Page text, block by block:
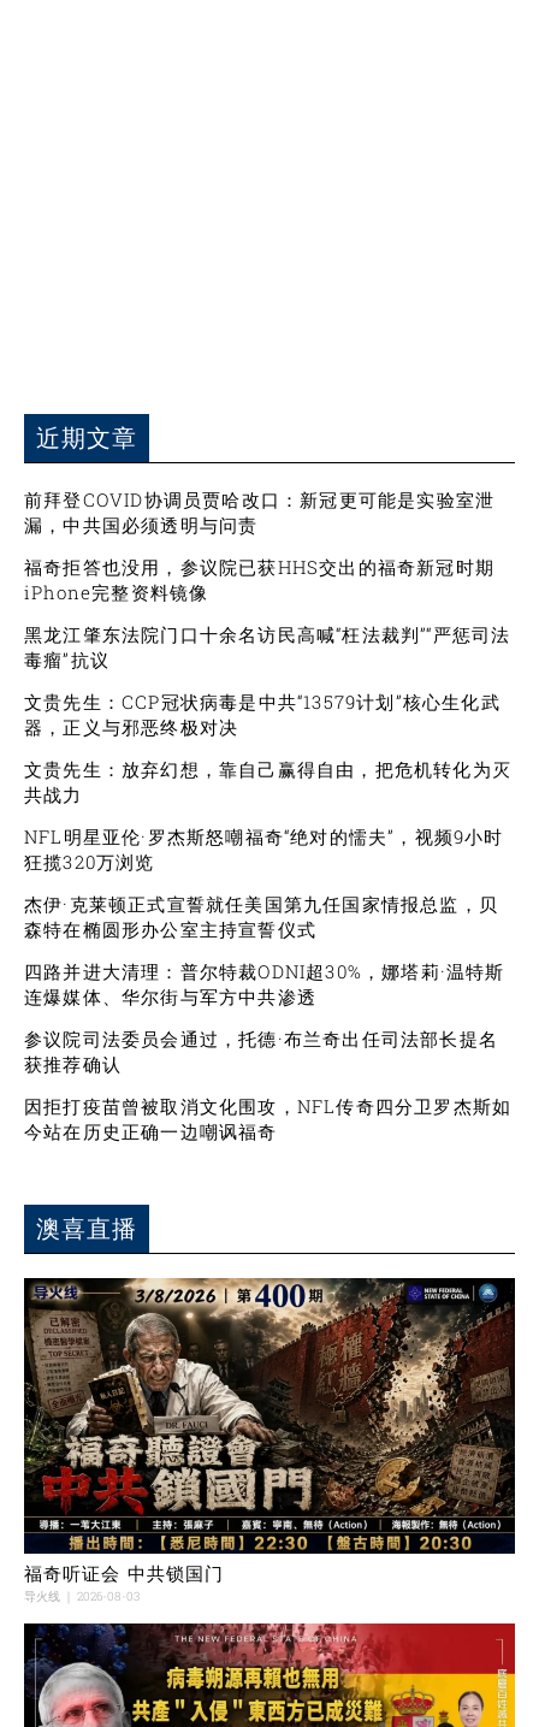
近期文章
前拜登COVID协调员贾哈改口：新冠更可能是实验室泄
漏，中共国必须透明与问责
福奇拒答也没用，参议院已获HHS交出的福奇新冠时期
iPhone完整资料镜像
黑龙江肇东法院门口十余名访民高喊“枉法裁判”“严惩司法
毒瘤”抗议
文贵先生：CCP冠状病毒是中共“13579计划”核心生化武
器，正义与邪恶终极对决
文贵先生：放弃幻想，靠自己赢得自由，把危机转化为灭
共战力
NFL明星亚伦·罗杰斯怒嘲福奇“绝对的懦夫”，视频9小时
狂揽320万浏览
杰伊·克莱顿正式宣誓就任美国第九任国家情报总监，贝
森特在椭圆形办公室主持宣誓仪式
四路并进大清理：普尔特裁ODNI超30%，娜塔莉·温特斯
连爆媒体、华尔街与军方中共渗透
参议院司法委员会通过，托德·布兰奇出任司法部长提名
获推荐确认
因拒打疫苗曾被取消文化围攻，NFL传奇四分卫罗杰斯如
今站在历史正确一边嘲讽福奇
澳喜直播
福奇听证会 中共锁国门
导火线 2026-08-03